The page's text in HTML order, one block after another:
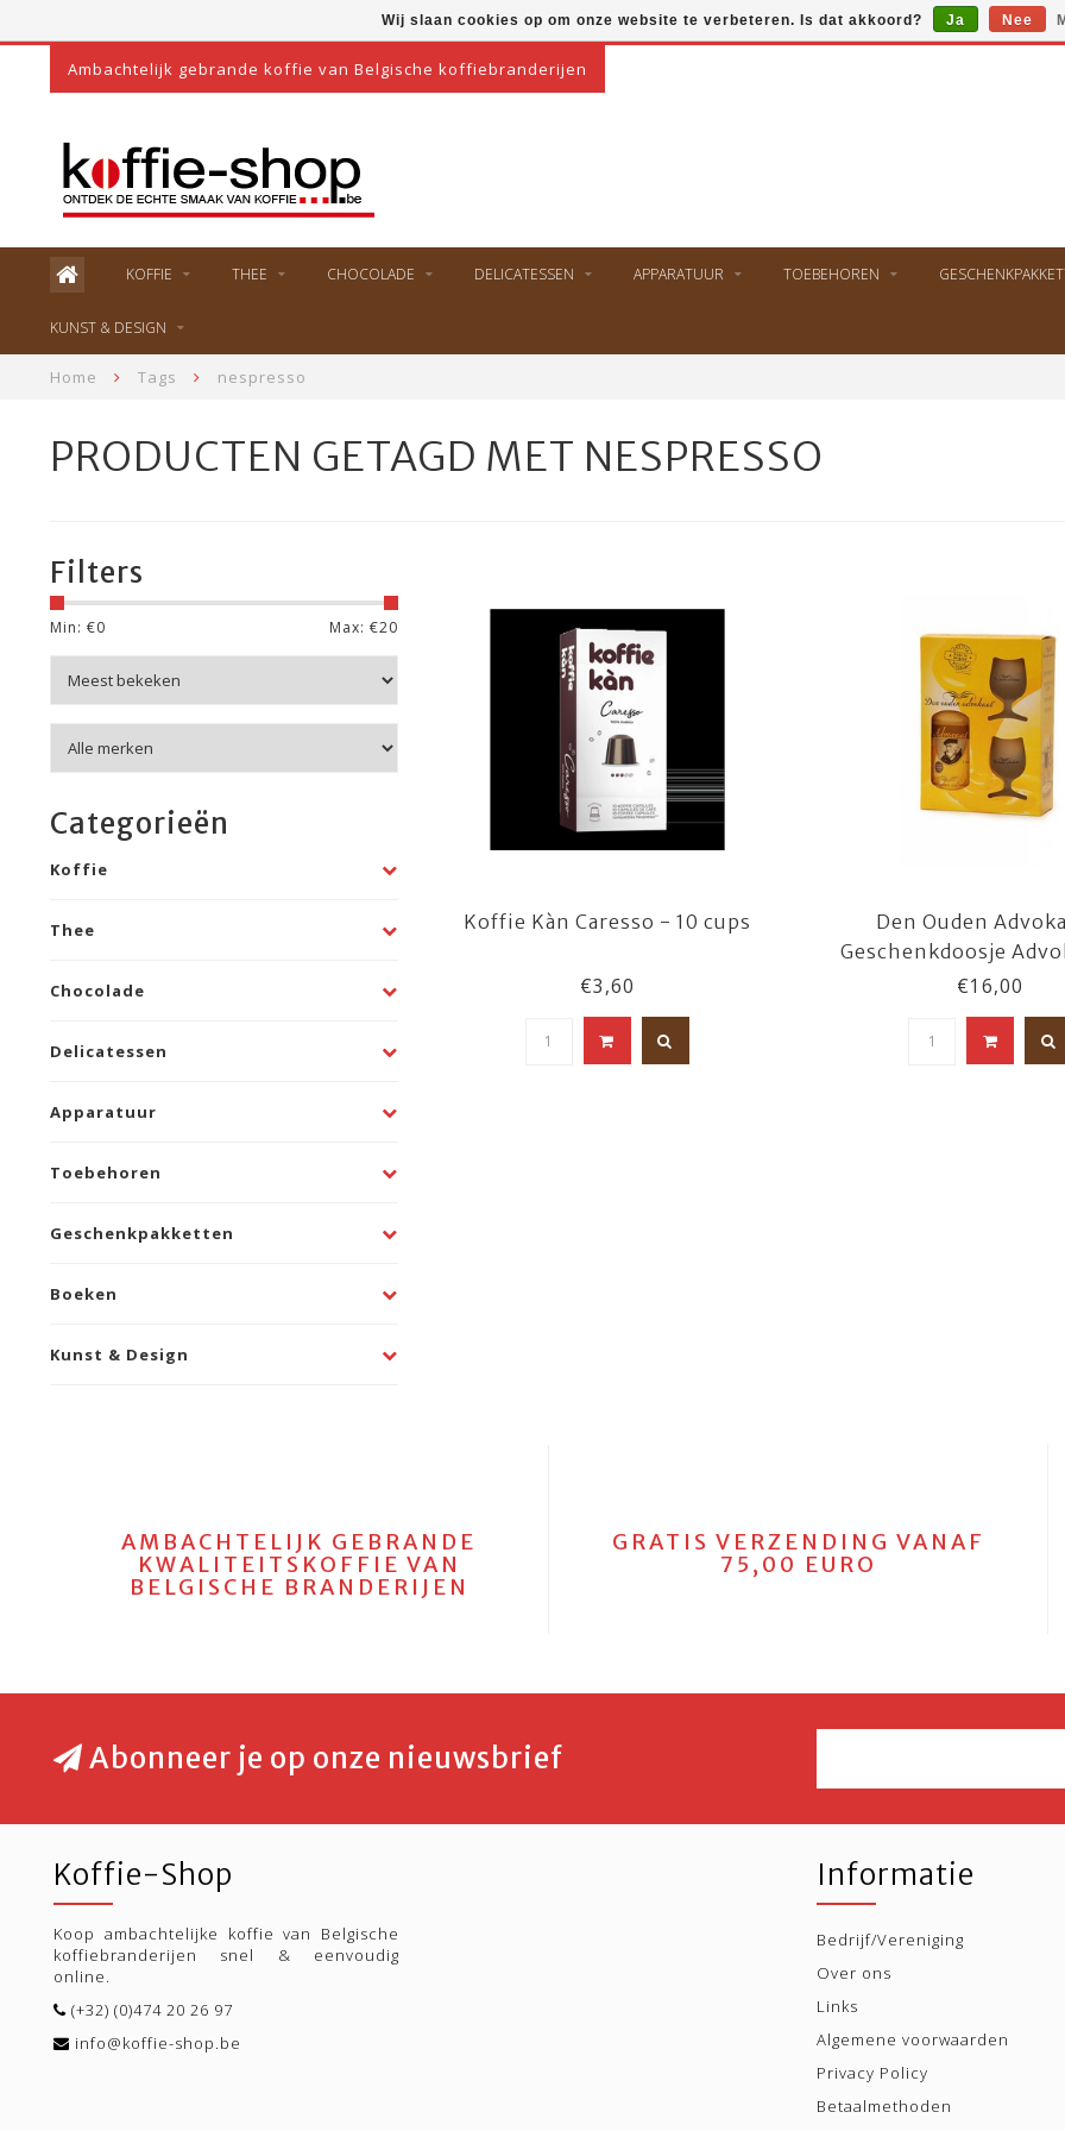
Ambachtelijk gebrande koffie van Belgische koffiebranderijen
KOFFIE THEE CHOCOLADE DELICATESSEN APPARATUUR TOEBEHOREN
KUNST & DESIGN
Home Tags nespresso
PRODUCTEN GETAGD MET NESPRESSO
Filters
Min: €0 Max: €20
Categorieën
Koffie
Thee
Chocolade
Delicatessen
Apparatuur
Toebehoren
Geschenkpakketten
Boeken
Kunst & Design
Koffie Kàn Caresso - 10 cups
€3,60
Den Ouden
Geschenkdoosje
glaasjes
€16,00
Wij slaan cookies op om onze website te verbeteren. Is dat akkoord? Ja Nee
AMBACHTELIJK GEBRANDE
KWALITEITSKOFFIE VAN
BELGISCHE BRANDERIJEN
GRATIS VERZENDING VANAF
75,00 EURO
Abonneer je op onze nieuwsbrief
Koffie-Shop
Koop ambachtelijke koffie van Belgische
koffiebranderijen snel & eenvoudig
online.
(+32) (0)474 20 26 97
info@koffie-shop.be
Informatie
Bedrijf/Vereniging
Over ons
Links
Algemene voorwaarden
Privacy Policy
Betaalmethoden